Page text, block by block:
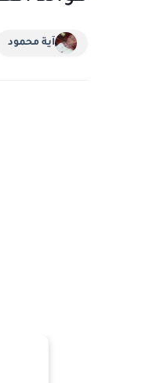
آية محمود